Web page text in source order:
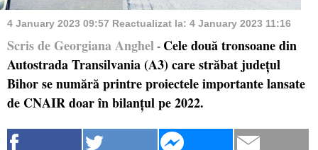
4 January 2023 09:57 Reactualizat la: 4 January 2023 11:16
Scris de Georgiana Anghel - Cele două tronsoane din
Autostrada Transilvania (A3) care străbat județul
Bihor se numără printre proiectele importante lansate
de CNAIR doar în bilanțul pe 2022.